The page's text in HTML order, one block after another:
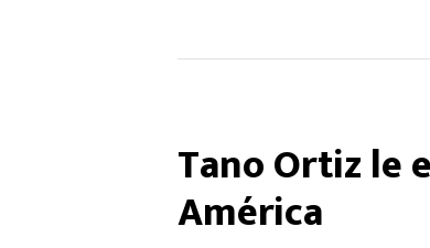
Tano Ortiz le
América